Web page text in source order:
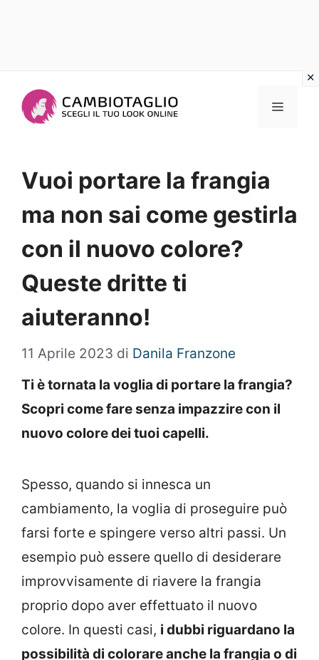
Menu
Vuoi portare la frangia
ma non sai come gestirla
con il nuovo colore?
Queste dritte ti
aiuteranno!
11 Aprile 2023 di Danila Franzone
Ti è tornata la voglia di portare la frangia?
Scopri come fare senza impazzire con il
nuovo colore dei tuoi capelli.
Spesso, quando si innesca un
cambiamento, la voglia di proseguire può
farsi forte e spingere verso altri passi. Un
esempio può essere quello di desiderare
improvvisamente di riavere la frangia
proprio dopo aver effettuato il nuovo
colore. In questi casi, i dubbi riguardano la
possibilità di colorare anche la frangia o di